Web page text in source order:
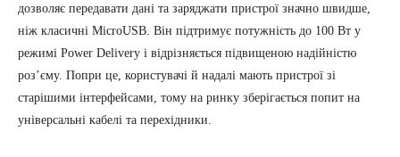
дозволяє передавати дані та заряджати пристрої значно швидше,
ніж класичні MicroUSB. Він підтримує потужність до 100 Вт у
режимі Power Delivery і відрізняється підвищеною надійністю
роз’єму. Попри це, користувачі й надалі мають пристрої зі
старішими інтерфейсами, тому на ринку зберігається попит на
універсальні кабелі та перехідники.